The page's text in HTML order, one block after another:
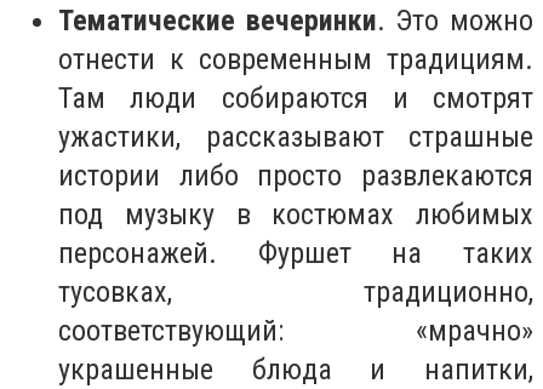
Тематические вечеринки. Это можно
отнести к современным традициям.
Там люди собираются и смотрят
ужастики, рассказывают страшные
истории либо просто развлекаются
под музыку в костюмах любимых
персонажей. Фуршет на таких
тусовках, традиционно,
соответствующий: «мрачно»
украшенные блюда и напитки,